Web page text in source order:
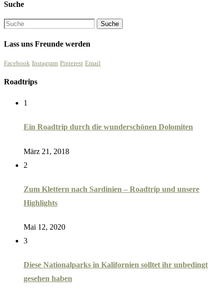
Suche
Lass uns Freunde werden
Facebook Instagram Pinterest Email
Roadtrips
1
Ein Roadtrip durch die wunderschönen Dolomiten
März 21, 2018
2
Zum Klettern nach Sardinien – Roadtrip und unsere
Highlights
Mai 12, 2020
3
Diese Nationalparks in Kalifornien solltet ihr unbedingt
gesehen haben